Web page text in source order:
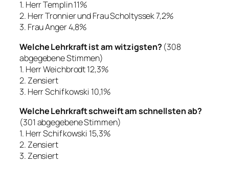
1. Herr Templin 11%
2. Herr Tronnier und Frau Scholtyssek 7,2%
3. Frau Anger 4,8%
Welche Lehrkraft ist am witzigsten?(308
abgegebene Stimmen)
1. Herr Weichbrodt 12,3%
2. Zensiert
3. Herr Schifkowski 10,1%
Welche Lehrkraft schweift am schnellsten ab?
(301 abgegebene Stimmen)
1. Herr Schifkowski 15,3%
2. Zensiert
3. Zensiert